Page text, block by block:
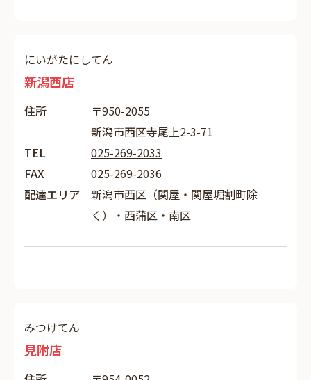
にいがたにしてん
新潟西店
住所
〒950-2055
新潟市西区寺尾上2-3-71
TEL
025-269-2033
FAX
025-269-2036
配達エリア
新潟市西区（関屋・関屋堀割町除
く）・西蒲区・南区
みつけてん
見附店